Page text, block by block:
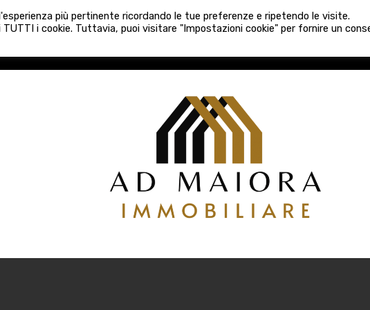
NUOVE COSTRUZIONI VENDITA LOCAZIONI ATTIVITÀ
080 3759025
più pertinente ricordando le tue preferenze e ripetendo le visite.
i cookie. Tuttavia, puoi visitare "Impostazioni cookie" per fornire un